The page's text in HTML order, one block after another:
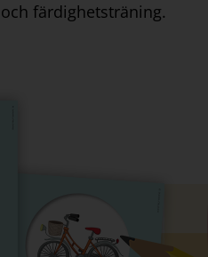
färdighetsträning.